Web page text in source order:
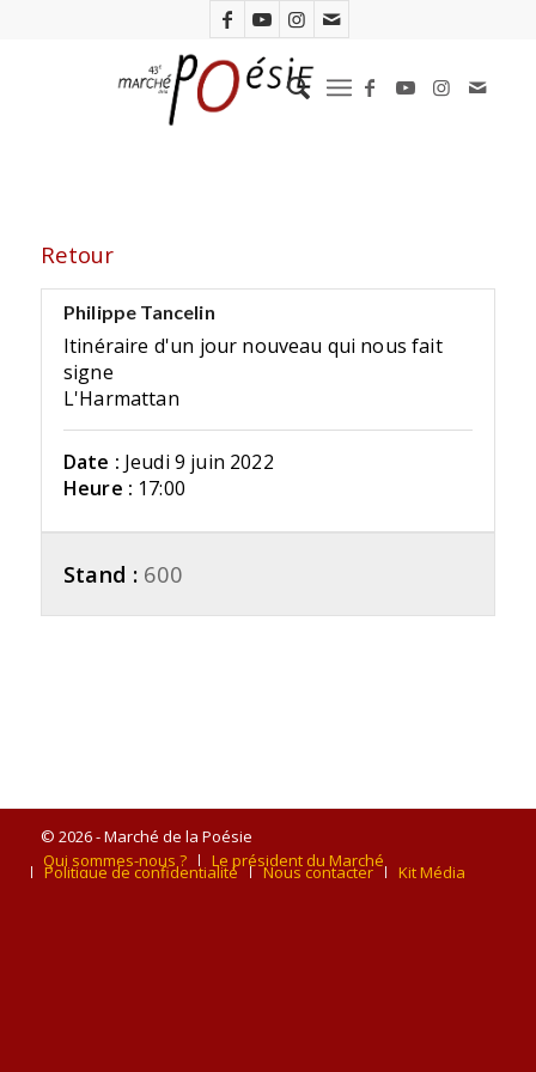
Retour
Philippe Tancelin
Itinéraire d'un jour nouveau qui nous fait
signe
L'Harmattan
Date : Jeudi 9 juin 2022
Heure : 17:00
Stand : 600
© 2026 - Marché de la Poésie
Qui sommes-nous ?
Le président du Marché
Politique de confidentialité Nous contacter Kit Média